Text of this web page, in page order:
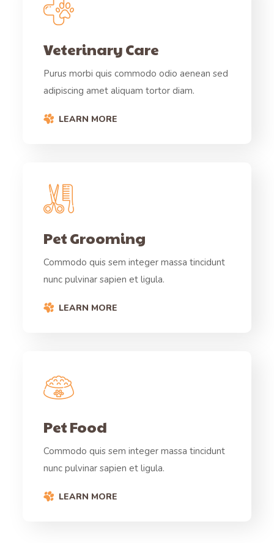
Veterinary Care
Purus morbi quis commodo odio aenean sed
adipiscing amet aliquam tortor diam.
LEARN MORE
Pet Grooming
Commodo quis sem integer massa tincidunt
nunc pulvinar sapien et ligula.
LEARN MORE
Pet Food
Commodo quis sem integer massa tincidunt
nunc pulvinar sapien et ligula.
LEARN MORE